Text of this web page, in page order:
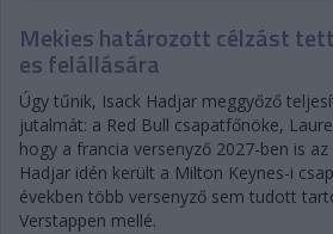
Mekies határozott célzást
es felállására
Úgy tűnik, Isack Hadjar meggyőző
jutalmát: a Red Bull csapatfőnöke,
hogy a francia versenyző 2027-ben is
Hadjar idén került a Milton Keynes-i
években több versenyző sem tudott
Verstappen mellé.